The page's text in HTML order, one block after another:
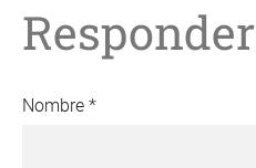
Responder
Nombre *